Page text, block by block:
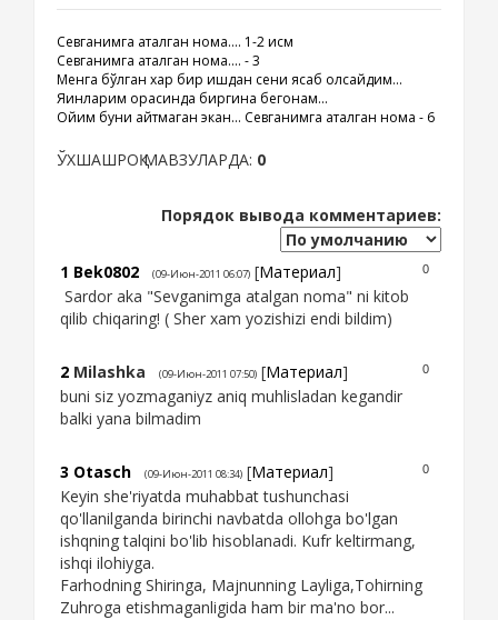
Севганимга аталган нома.... 1-2 қисм
Севганимга аталган нома.... - 3
Менга бўлган хар бир ишқдан сени ясаб олсайдим...
Яқинларим орасинда биргина бегонам...
Ойим буни айтмаган экан... Севганимга аталган нома - 6
ЎХШАШРОҚ МАВЗУЛАРДА: 0
Порядок вывода комментариев:
0
1 Bek0802 (09-Июн-2011 06:07) [Материал]
Sardor aka "Sevganimga atalgan noma" ni kitob
qilib chiqaring! ( Sher xam yozishizi endi bildim)
0
2 Milashka (09-Июн-2011 07:50) [Материал]
buni siz yozmaganiyz aniq muhlisladan kegandir
balki yana bilmadim
0
3 Otasch (09-Июн-2011 08:34) [Материал]
Keyin she'riyatda muhabbat tushunchasi
qo'llanilganda birinchi navbatda ollohga bo'lgan
ishqning talqini bo'lib hisoblanadi. Kufr keltirmang,
ishqi ilohiyga.
Farhodning Shiringa, Majnunning Layliga,Tohirning
Zuhroga etishmaganligida ham bir ma'no bor...